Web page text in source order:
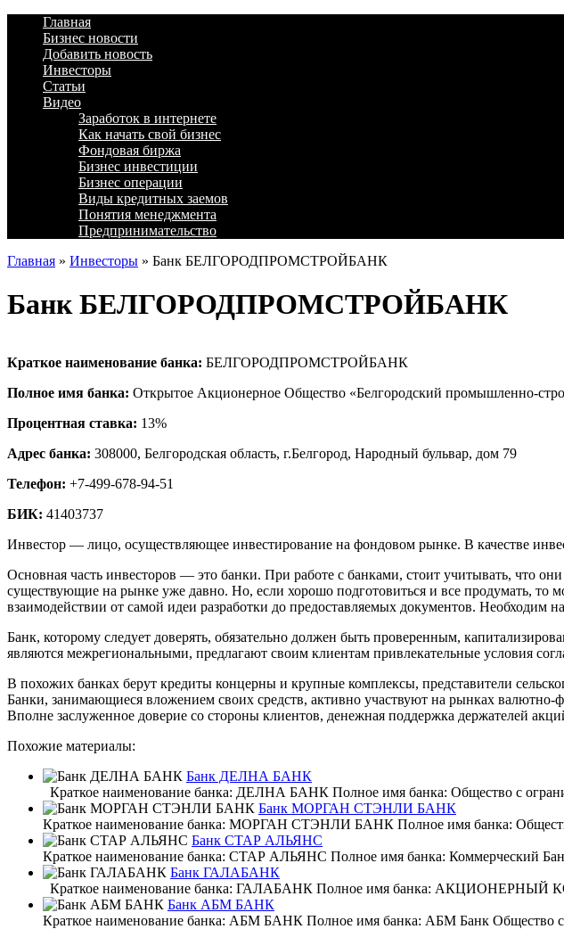
Главная
Бизнес новости
Добавить новость
Инвесторы
Статьи
Видео
Заработок в интернете
Как начать свой бизнес
Фондовая биржа
Бизнес инвестиции
Бизнес операции
Виды кредитных заемов
Понятия менеджмента
Предпринимательство
Главная » Инвесторы » Банк БЕЛГОРОДПРОМСТРОЙБАНК
Банк БЕЛГОРОДПРОМСТРОЙБАНК
Краткое наименование банка: БЕЛГОРОДПРОМСТРОЙБАНК
Полное имя банка: Открытое Акционерное Общество «Белгородский промышленно-
Процентная ставка: 13%
Адрес банка: 308000, Белгородская область, г.Белгород, Народный бульвар, дом 79
Телефон: +7-499-678-94-51
БИК: 41403737
Инвестор — лицо, осуществляющее инвестирование на фондовом рынке. В качестве
Основная часть инвесторов — это банки. При работе с банками, стоит учитывать, что
существующие на рынке уже давно. Но, если хорошо подготовиться и все продумать,
взаимодействии от самой идеи разработки до предоставляемых документов. Необходим
Банк, которому следует доверять, обязательно должен быть проверенным,
являются межрегиональными, предлагают своим клиентам привлекательные условия
В похожих банках берут кредиты концерны и крупные комплексы, представители
Банки, занимающиеся вложением своих средств, активно участвуют на рынках валютно-
Вполне заслуженное доверие со стороны клиентов, денежная поддержка держателей
Похожие материалы:
Банк ДЕЛНА БАНК
Краткое наименование банка: ДЕЛНА БАНК Полное имя банка: Общество с
Банк МОРГАН СТЭНЛИ БАНК
Краткое наименование банка: МОРГАН СТЭНЛИ БАНК Полное имя банка:
Банк СТАР АЛЬЯНС
Краткое наименование банка: СТАР АЛЬЯНС Полное имя банка: Коммерческий
Банк ГАЛАБАНК
Краткое наименование банка: ГАЛАБАНК Полное имя банка:
Банк АБМ БАНК
Краткое наименование банка: АБМ БАНК Полное имя банка: АБМ Банк Общество с